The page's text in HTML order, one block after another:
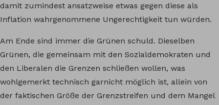
damit zumindest ansatzweise etwas gegen diese als
Inflation wahrgenommene Ungerechtigkeit tun würden.
Am Ende sind immer die Grünen schuld. Dieselben
Grünen, die gemeinsam mit den Sozialdemokraten und
den Liberalen die Grenzen schließen wollen, was
wohlgemerkt technisch garnicht möglich ist, allein von
der faktischen Größe der Grenzstreifen und dem Mangel